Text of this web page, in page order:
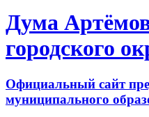
Дума
городского
Официальный сайт
муниципального